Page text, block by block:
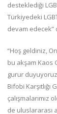
desteklediği
Türkiyedeki
devam edecek”
“Hoş geldiniz,
bu akşam Kaos
gurur
Bifobi
de uluslararası